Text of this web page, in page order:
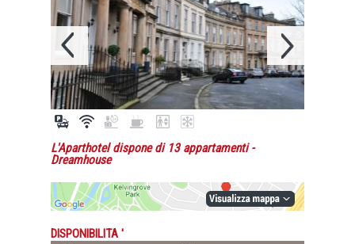
L'Aparthotel dispone di 13 appartamenti-
Dreamhouse
DISPONIBILITA '